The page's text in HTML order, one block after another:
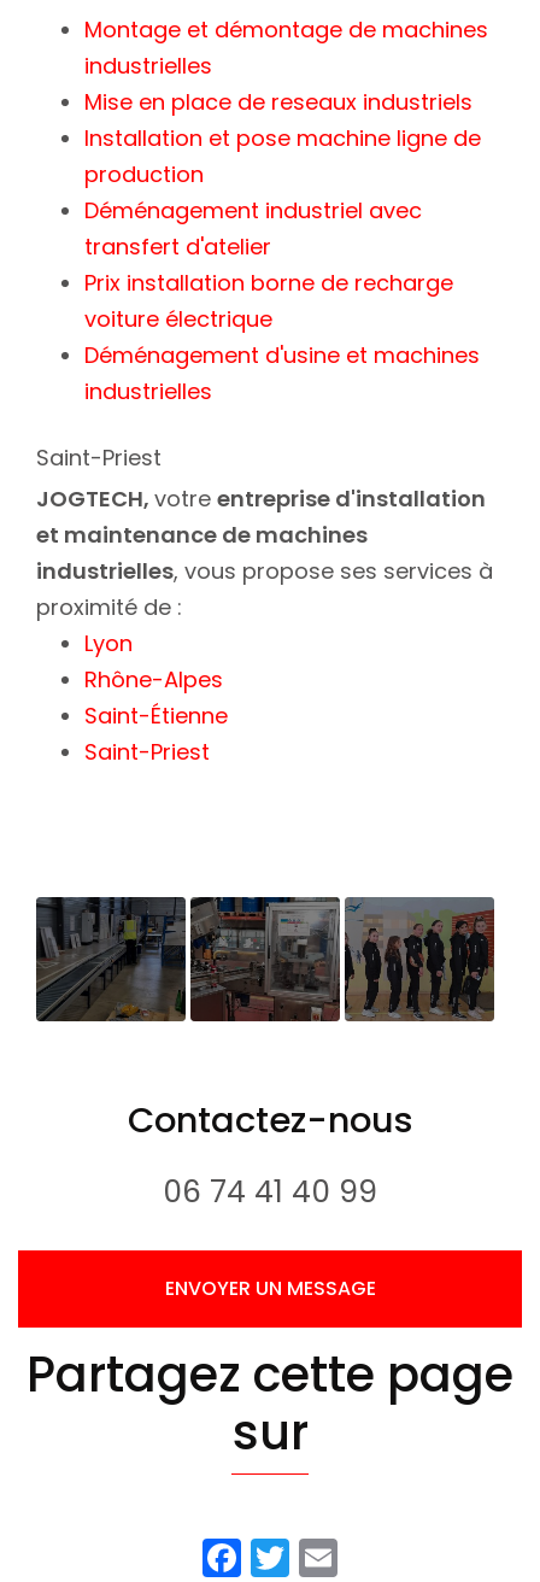
Montage et démontage de machines
industrielles
Mise en place de reseaux industriels
Installation et pose machine ligne de
production
Déménagement industriel avec
transfert d'atelier
Prix installation borne de recharge
voiture électrique
Déménagement d'usine et machines
industrielles
Saint-Priest
JOGTECH, votre entreprise d'installation
et maintenance de machines
industrielles, vous propose ses services à
proximité de :
Lyon
Rhône-Alpes
Saint-Étienne
Saint-Priest
presente son
collaboration
basket
Contactez-nous
06 74 41 40 99
ENVOYER UN MESSAGE
Partagez cette page
sur
Facebook
Twitter